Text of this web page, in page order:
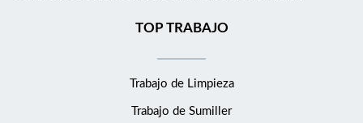
TOP TRABAJO
Trabajo de Limpieza
Trabajo de Sumiller